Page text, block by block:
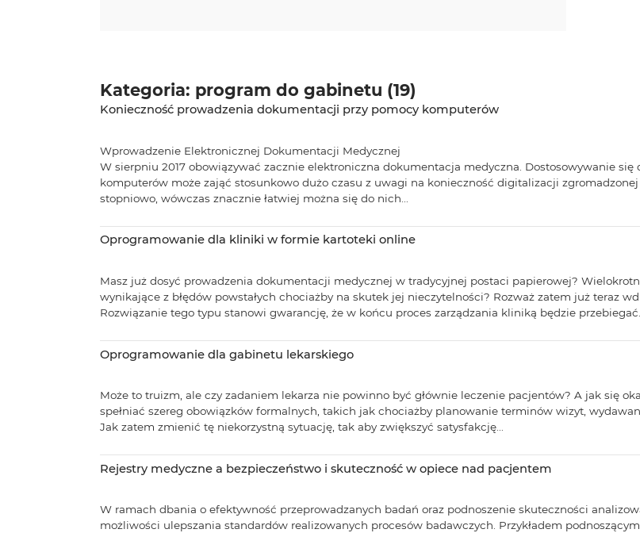
Kategoria: program do gabinetu (19)
Konieczność prowadzenia dokumentacji przy pomocy komputerów
Wprowadzenie Elektronicznej Dokumentacji Medycznej
W sierpniu 2017 obowiązywać zacznie elektroniczna dokumentacja medyczna. Dostosowywanie
komputerów może zająć stosunkowo dużo czasu z uwagi na konieczność digitalizacji
stopniowo, wówczas znacznie łatwiej można się do nich...
Oprogramowanie dla kliniki w formie kartoteki online
Masz już dosyć prowadzenia dokumentacji medycznej w tradycyjnej postaci papierowej?
wynikające z błędów powstałych chociażby na skutek jej nieczytelności? Rozważ zatem już teraz
Rozwiązanie tego typu stanowi gwarancję, że w końcu proces zarządzania kliniką będzie przebiegać...
Oprogramowanie dla gabinetu lekarskiego
Może to truizm, ale czy zadaniem lekarza nie powinno być głównie leczenie pacjentów? A jak się
spełniać szereg obowiązków formalnych, takich jak chociażby planowanie terminów wizyt,
Jak zatem zmienić tę niekorzystną sytuację, tak aby zwiększyć satysfakcję...
Rejestry medyczne a bezpieczeństwo i skuteczność w opiece nad pacjentem
W ramach dbania o efektywność przeprowadzanych badań oraz podnoszenie skuteczności
możliwości ulepszania standardów realizowanych procesów badawczych. Przykładem